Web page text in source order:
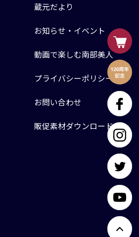
蔵元だより
お知らせ・イベント
動画で楽しむ南部美人
プライバシーポリシー
お問い合わせ
販促素材ダウンロード